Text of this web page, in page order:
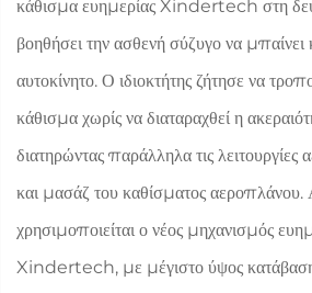
κάθισμα ευημερίας Xindertech στη
βοηθήσει την ασθενή σύζυγο να μπαίνει
αυτοκίνητο. Ο ιδιοκτήτης ζήτησε να
κάθισμα χωρίς να διαταραχθεί η
διατηρώντας παράλληλα τις
και μασάζ του καθίσματος αεροπλάνου.
χρησιμοποιείται ο νέος μηχανισμός
Xindertech, με μέγιστο ύψος